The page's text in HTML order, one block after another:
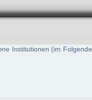
Institutionen (im